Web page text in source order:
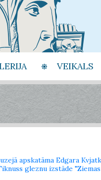
VEIKALS
apskatāma Edgara
gleznu izstāde